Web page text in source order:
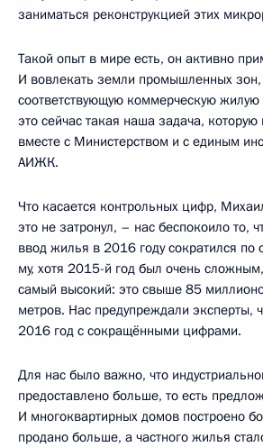
заниматься реконструкцией этих
Такой опыт в мире есть, он активно
И вовлекать земли промышленных зон,
соответствующую коммерческую
это сейчас такая наша задача,
вместе с Министерством и с единым
АИЖК.
Что касается контрольных цифр,
это не затронул, – нас беспокоило то,
ввод жилья в 2016 году сократился
му, хотя 2015-й год был очень
самый высокий: это свыше 85
метров. Нас предупреждали эксперты,
2016 год с сокращёнными цифрами.
Для нас было важно, что
предоставлено больше, то есть
И многоквартирных домов построено
продано больше, а частного жилья